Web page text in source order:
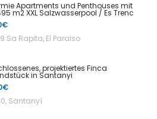
Apartments und Penthouses mit
m2 XXL Salzwasserpool / Es Trenc
Sa Rapita, El Paraiso
projektiertes Finca
in Santanyi
Santanyí